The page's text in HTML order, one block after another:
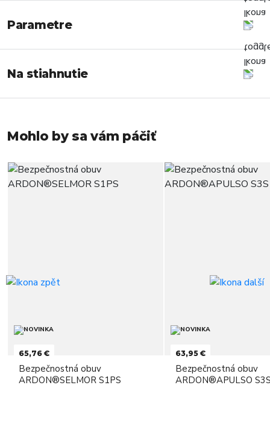
Parametre
Na stiahnutie
Mohlo by sa vám páčiť
65,76 €
Bezpečnostná obuv
ARDON®SELMOR S1PS
63,95 €
Bezpečnostná obuv
ARDON®APULSO